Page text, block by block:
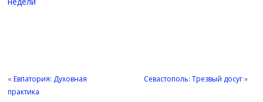
«Евпатория: Духовная
практика
Севастополь: Трезвый досуг»